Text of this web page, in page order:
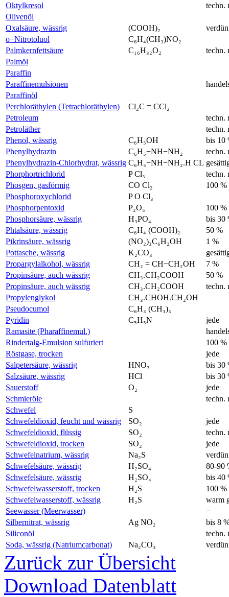
Oktylkresol
techn.
Olivenöl
Oxalsäure, wässrig
(COOH)₂
o−Nitrotoluol
C₆H₄(CH₃)NO₂
Palmkernfettsäure
C₁₆H₃₂O₂
techn.
Palmöl
Paraffin
Paraffinemulsionen
Paraffinöl
Perchloräthylen (Tetrachloräthylen)
Cl₂C = CCl₂
Petroleum
techn.
Petroläther
techn.
Phenol, wässrig
C₆H₅OH
bis 10
Phenylhydrazin
C₆H₅−NH−NH₂
techn.
Phenylhydrazin-Chlorhydrat, wässrig C₆H₅−NH−NH₂.H CL
Phorphortrichlorid
P Cl₃
techn.
Phosgen, gasförmig
CO Cl₂
100 %
Phosphoroxychlorid
P O Cl₃
Phosphorpentoxid
P₂O₅
100 %
Phosphorsäure, wässrig
H₃PO₄
bis 30
Phtalsäure, wässrig
C₆H₄ (COOH)₂
50 %
Pikrinsäure, wässrig
(NO₂)₃C₆H₂OH
1 %
Pottasche, wässrig
K₂CO₃
Propargylalkohol, wässrig
CH₂ = CH−CH₂OH
7 %
Propinsäure, auch wässrig
CH₃.CH₂COOH
50 %
Propinsäure, auch wässrig
CH₃.CH₂COOH
techn.
Propylenglykol
CH₃.CHOH.CH₂OH
Pseudocumol
C₆H₃ (CH₃)₃
Pyridin
C₅H₅N
jede
Ramasite (Pharaffinemul.)
Rindertalg-Emulsion sulfuriert
100 %
Röstgase, trocken
jede
Salpetersäure, wässrig
HNO₃
bis 30
Salzsäure, wässrig
HCl
bis 30
Sauerstoff
O₂
jede
Schmieröle
techn.
Schwefel
S
Schwefeldioxid, feucht und wässrig
SO₂
jede
Schwefeldioxid, flüssig
SO₂
techn.
Schwefeldioxid, trocken
SO₂
jede
Schwefelnatrium, wässrig
Na₂S
Schwefelsäure, wässrig
H₂SO₄
80-90
Schwefelsäure, wässrig
H₂SO₄
bis 40
Schwefelwasserstoff, trocken
H₂S
100 %
Schwefelwasserstoff, wässrig
H₂S
warm
Seewasser (Meerwasser)
−
Silbernitrat, wässrig
Ag NO₂
bis 8
Siliconöl
techn.
Soda, wässrig (Natriumcarbonat)
Na₂CO₃
Zurück zur Übersicht
Download Datenblatt